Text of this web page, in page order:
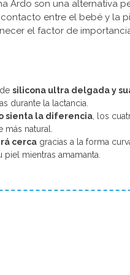
Ardo son una alternativa
entre el bebé y la
el factor de
silicona ultra delgada y
durante la lactancia.
sienta la diferencia , los
natural.
cerca gracias a la forma
mientras amamanta.